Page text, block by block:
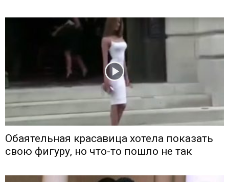
Обаятельная красавица хотела показать
свою фигуру, но что-то пошло не так